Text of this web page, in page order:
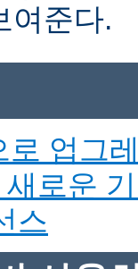
여준다.
로 업그
로운
스